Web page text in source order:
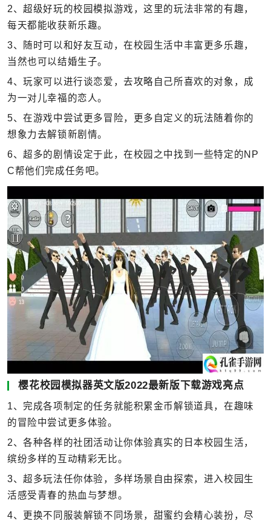
2、超级好玩的校园模拟游戏，这里的玩法非常的有趣，
每天都能收获新乐趣。
3、随时可以和好友互动，在校园生活中丰富更多乐趣，
当然也可以结婚生子。
4、玩家可以进行谈恋爱，去攻略自己所喜欢的对象，成
为一对儿幸福的恋人。
5、在游戏中尝试更多冒险，更多自定义的玩法随着你的
想象力去解锁新剧情。
6、超多的剧情设定于此，在校园之中找到一些特定的NP
C帮他们完成任务吧。
樱花校园模拟器英文版2022最新版下载游戏亮点
1、完成各项制定的任务就能积累金币解锁道具，在趣味
的冒险中尝试更多体验。
2、各种各样的社团活动让你体验真实的日本校园生活，
缤纷多样的互动精彩无比。
3、超多玩法任你体验，多样场景自由探索，进入校园生
活感受青春的热血与梦想。
4、更换不同服装解锁不同场景，甜蜜约会精心装扮，尽